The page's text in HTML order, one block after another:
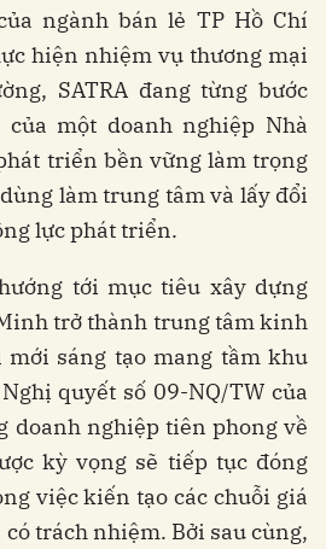
ngành bán lẻ TP Hồ Chí
hiện nhiệm vụ thương mại
SATRA đang từng bước
một doanh nghiệp Nhà
triển bền vững làm trọng
làm trung tâm và lấy đổi
lực phát triển.
tới mục tiêu xây dựng
trở thành trung tâm kinh
sáng tạo mang tầm khu
quyết số 09-NQ/TW của
doanh nghiệp tiên phong về
kỳ vọng sẽ tiếp tục đóng
việc kiến tạo các chuỗi giá
trách nhiệm. Bởi sau cùng,